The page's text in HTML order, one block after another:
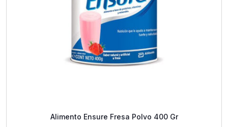
Alimento Ensure Fresa Polvo 400 Gr